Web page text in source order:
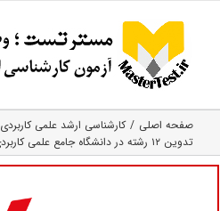
content
صفحه اصلی
کارشناسی ارشد علمی کاربردی
تدوین ۱۲ رشته در دانشگاه جامع علمی کاربردی مازندران